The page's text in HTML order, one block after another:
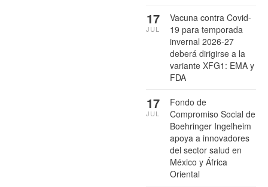
Vacuna contra Covid-
19 para temporada
invernal 2026-27
deberá dirigirse a la
variante XFG1: EMA y
FDA
17
JUL
Fondo de
Compromiso Social de
Boehringer Ingelheim
apoya a innovadores
del sector salud en
México y África
Oriental
17
JUL